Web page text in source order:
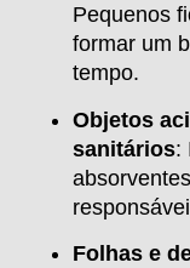
Pequenos
formar um
tempo.
Objetos
sanitários:
Folhas e